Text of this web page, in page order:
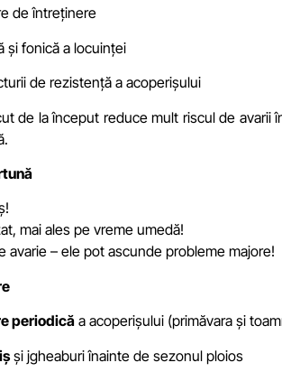
de întreținere
și fonică a locuinței
de rezistență a acoperișului
de la început reduce mult riscul de avarii
mai ales pe vreme umedă!
avarie – ele pot ascunde probleme majore!
periodică a acoperișului (primăvara și
și jgheaburi înainte de sezonul ploios